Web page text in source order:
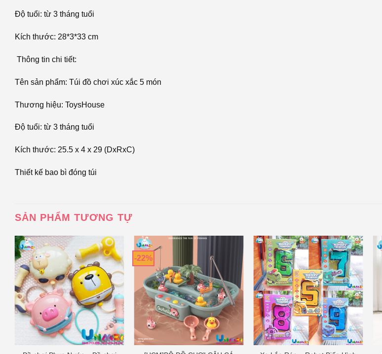
Độ tuổi: từ 3 tháng tuổi
Kích thước: 28*3*33 cm
Thông tin chi tiết:
Tên sản phẩm: Túi đồ chơi xúc xắc 5 món
Thương hiệu: ToysHouse
Độ tuổi: từ 3 tháng tuổi
Kích thước: 25.5 x 4 x 29 (DxRxC)
Thiết kế bao bì đóng túi
SẢN PHẨM TƯƠNG TỰ
-22%